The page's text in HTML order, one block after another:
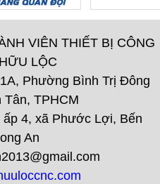
VIÊN THIẾT BỊ CÔNG
LỘC
Phường Bình Trị Đông
Tân, TPHCM
ấp 4, xã Phước Lợi, Bến
An